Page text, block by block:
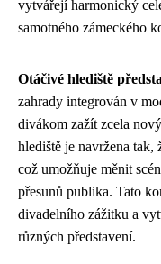
vytvářejí harmonický
samotného zámeckého
Otáčivé hlediště
zahrady integrován v
divákom zažít zcela
hlediště je navržena tak,
což umožňuje měnit
přesunů publika. Tato
divadelního zážitku a
různých představení.